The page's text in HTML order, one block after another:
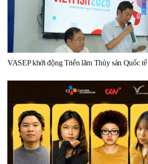
VASEP khởi động Triển lãm Thủy sản Quốc